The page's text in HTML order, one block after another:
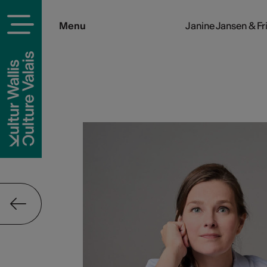
Menu Janine Jansen &